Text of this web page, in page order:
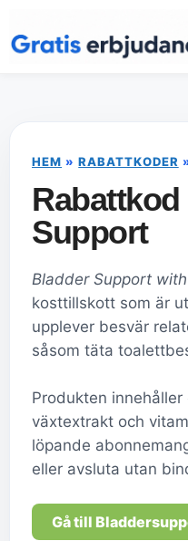
till
innehåll
HEM »RABATTKODER
Support
Bladder Support
kosttillskott som är
upplever besvär
såsom täta
Produkten
växtextrakt och
löpande
eller avsluta utan
Gå till